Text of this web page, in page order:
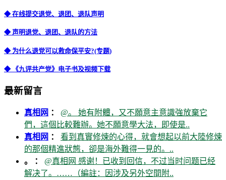
◆ 在线提交退党、退团、退队声明
◆ 声明退党、退团、退队的方法
◆ 为什么退党可以救命保平安?(专题)
◆ 《九评共产党》电子书及视频下载
最新留言
真相网 ： @。 她有附體，又不願意主意識強放棄它
們，這個比較難辦。她不願意學大法，即使是..
真相网 ： 看到真實修煉的心得，就會想起以前大陸修煉
的那個精進狀態，卻是海外難得一見的。..
。 ： @真相网 感谢！已收到回信，不过当时问题已经
解决了。……（編註：因涉及另外空間附..